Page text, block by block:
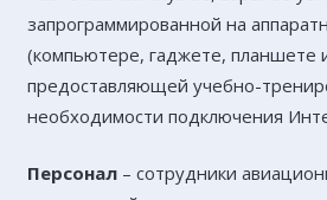
запрограммированной на
(компьютере, гаджете, планшете
предоставляющей учебно-
необходимости подключения
Персонал– сотрудники